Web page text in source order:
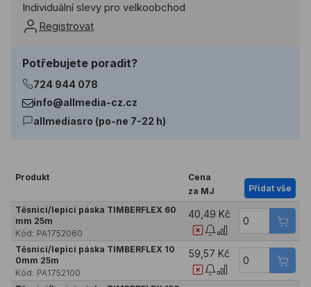
Individuální slevy pro velkoobchod
Registrovat
Potřebujete poradit?
724 944 078
info@allmedia-cz.cz
allmediasro (po-ne 7-22 h)
Produkt
Cena
za MJ
Přidat vše
Těsnicí/lepicí páska TIMBERFLEX 60
mm 25m
Kód: PA1752060
40,49 Kč
Těsnicí/lepicí páska TIMBERFLEX 10
0mm 25m
Kód: PA1752100
59,57 Kč